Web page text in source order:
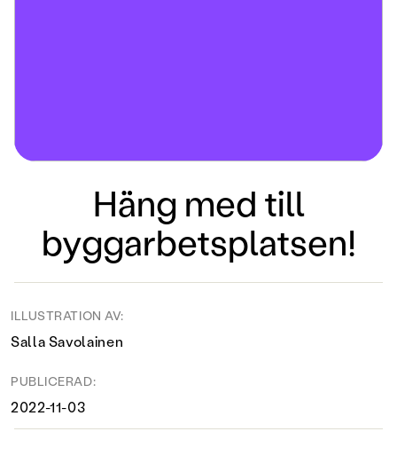
Häng med till
byggarbetsplatsen!
ILLUSTRATION AV:
Salla Savolainen
PUBLICERAD:
2022-11-03